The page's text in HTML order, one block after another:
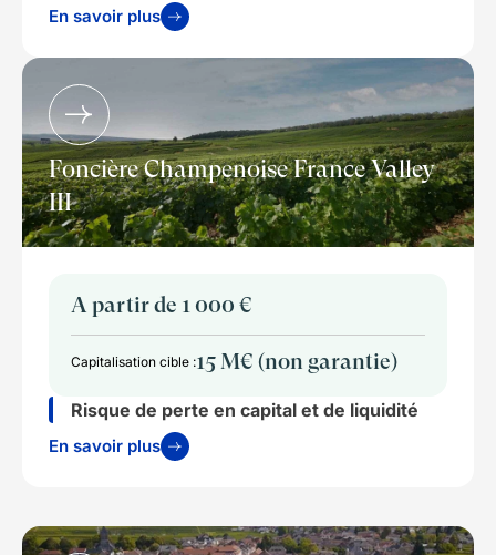
En savoir plus
Foncière Champenoise France Valley
III
A partir de 1 000 €
Capitalisation cible :15 M€ (non garantie)
Risque de perte en capital et de liquidité
En savoir plus